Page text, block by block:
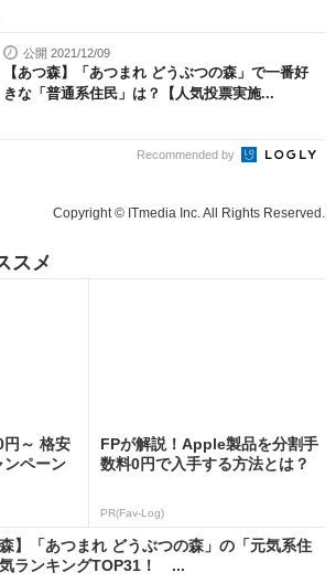
公開 2021/12/09
【あつ森】「あつまれ どうぶつの森」で一番好
きな「普通系住民」は？【人気投票実施...
Recommended by
Copyright © ITmedia Inc. All Rights Reserved.
スメ
円～ 格安
ンペーン
FPが解説！Apple製品を分割手
数料0円で入手する方法とは？
PR(Fav-Log)
森】「あつまれ どうぶつの森」の「元気系住
ランキングTOP31！ ...